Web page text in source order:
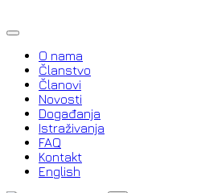
na
O nama
Članstvo
Članovi
Novosti
Događanja
Istraživanja
FAQ
Kontakt
English